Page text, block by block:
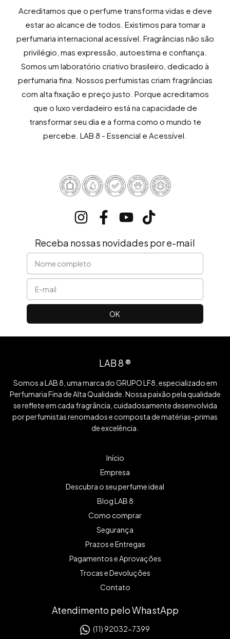
Acreditamos que o perfume transforma vidas e deve
estar ao alcance de todos. Existimos para tornar a
perfumaria internacional acessível. Fragrâncias não são
privilégio, mas expressão, autoestima e confiança.
Somos um laboratório criativo brasileiro, dedicado à
perfumaria fina. Nossos perfumistas criam fragrâncias
com alta fixação e preço justo. Porque acreditamos
que o luxo verdadeiro está na capacidade de
transformar seu dia e a forma como o mundo te
percebe. LAB 8 - Essencial e Acessível.
Receba nossas novidades por e-mail
LAB 8 ®
Somos a LAB 8, uma marca do GRUPO LF8, especializado em
Perfumaria Fina de Alta Qualidade. Nossa paixão pela qualidade
se reflete em cada fragrância, cuidadosamente desenvolvida
por perfumistas renomados e composta de matérias-primas
de excelência.
Início
Empresa
Descubra o seu perfume ideal
Blog LAB 8
Como comprar
Segurança
Prazos e Entregas
Pagamentos e Aprovações
Trocas e Devoluções
Contato
Atendimento pelo WhastApp
(11) 92032-7399